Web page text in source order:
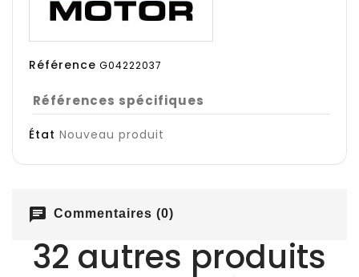
Référence G04222037
Références spécifiques
État Nouveau produit
chat Commentaires (0)
32 autres produits